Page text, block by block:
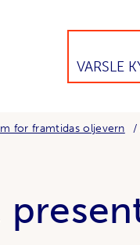
VARSLE
for framtidas oljevern